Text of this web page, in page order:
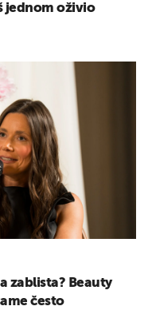
jednom oživio
zablista? Beauty
često